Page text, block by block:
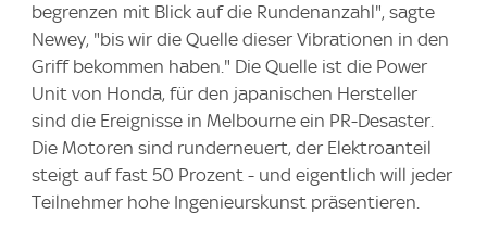
begrenzen mit Blick auf die Rundenanzahl", sagte
Newey, "bis wir die Quelle dieser Vibrationen in den
Griff bekommen haben." Die Quelle ist die Power
Unit von Honda, für den japanischen Hersteller
sind die Ereignisse in Melbourne ein PR-Desaster.
Die Motoren sind runderneuert, der Elektroanteil
steigt auf fast 50 Prozent - und eigentlich will jeder
Teilnehmer hohe Ingenieurskunst präsentieren.